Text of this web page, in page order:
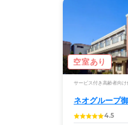
空室あり
サービス付き高齢者向け
ネオグループ
4.5